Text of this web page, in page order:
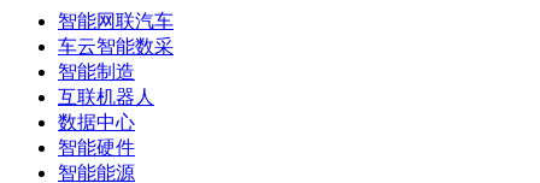
智能网联汽车
车云智能数采
智能制造
互联机器人
数据中心
智能硬件
智能能源